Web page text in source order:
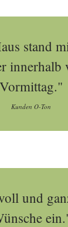
stand
innerhalb
Vormittag."
Kunden O-Ton
und